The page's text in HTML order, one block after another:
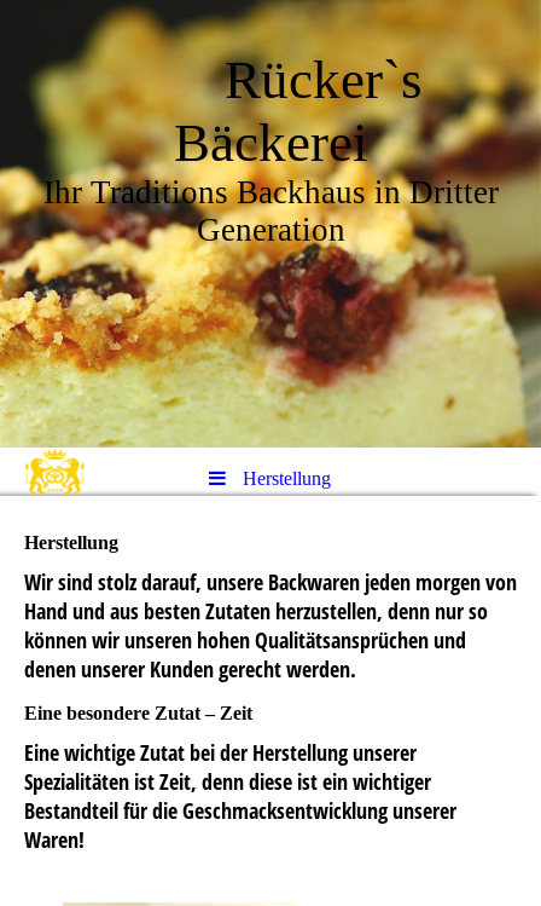
Rücker`s
Bäckerei
Ihr Traditions Backhaus in Dritter
Generation
Herstellung
Herstellung
Wir sind stolz darauf, unsere Backwaren jeden morgen von
Hand und aus besten Zutaten herzustellen, denn nur so
können wir unseren hohen Qualitätsansprüchen und
denen unserer Kunden gerecht werden.
Eine besondere Zutat – Zeit
Eine wichtige Zutat bei der Herstellung unserer
Spezialitäten ist Zeit, denn diese ist ein wichtiger
Bestandteil für die Geschmacksentwicklung unserer
Waren!